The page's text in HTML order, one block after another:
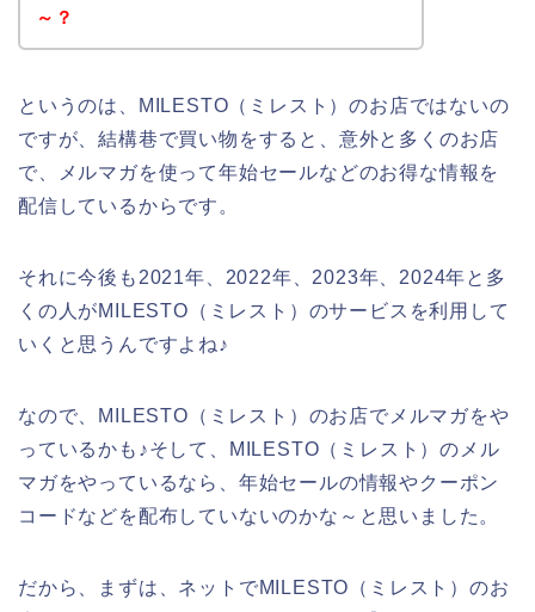
～？
というのは、MILESTO（ミレスト）のお店ではないの
ですが、結構巷で買い物をすると、意外と多くのお店
で、メルマガを使って年始セールなどのお得な情報を
配信しているからです。
それに今後も2021年、2022年、2023年、2024年と多
くの人がMILESTO（ミレスト）のサービスを利用して
いくと思うんですよね♪
なので、MILESTO（ミレスト）のお店でメルマガをや
っているかも♪そして、MILESTO（ミレスト）のメル
マガをやっているなら、年始セールの情報やクーポン
コードなどを配布していないのかな～と思いました。
だから、まずは、ネットでMILESTO（ミレスト）のお